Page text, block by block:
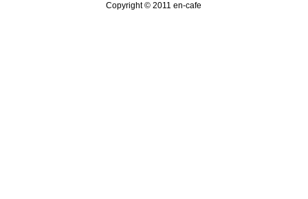
Copyright © 2011 en-cafe